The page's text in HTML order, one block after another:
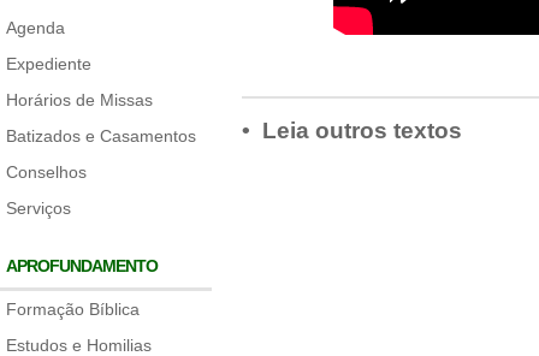
Agenda
Expediente
Horários de Missas
Batizados e Casamentos
Conselhos
Serviços
APROFUNDAMENTO
Formação Bíblica
Estudos e Homilias
• Leia outros textos